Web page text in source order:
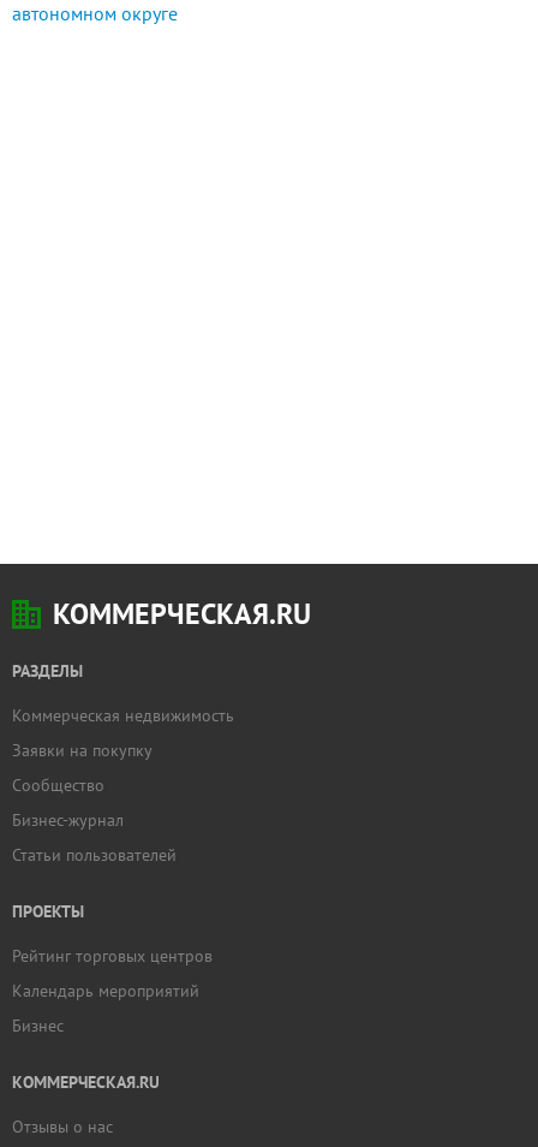
автономном округе
КОММЕРЧЕСКАЯ.RU
РАЗДЕЛЫ
Коммерческая недвижимость
Заявки на покупку
Сообщество
Бизнес-журнал
Статьи пользователей
ПРОЕКТЫ
Рейтинг торговых центров
Календарь мероприятий
Бизнес
КОММЕРЧЕСКАЯ.RU
Отзывы о нас